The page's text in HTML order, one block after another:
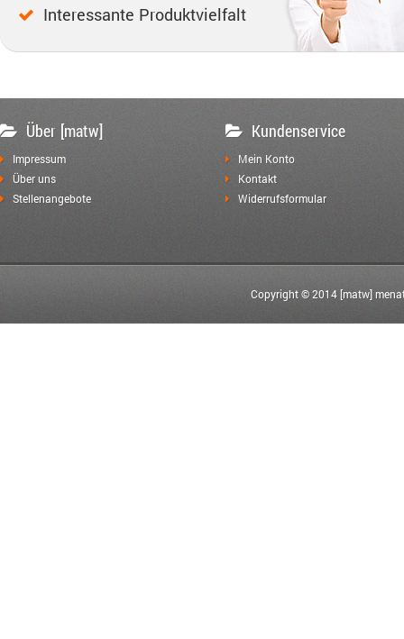
Interessante Produktvielfalt
Über [matw]
Impressum
Über uns
Stellenangebote
Kundenservice
Mein Konto
Kontakt
Widerrufsformular
Copyright © 2014 [matw]